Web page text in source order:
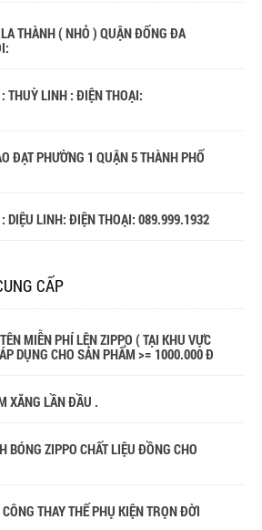
THÀNH ( NHỎ ) QUẬN ĐỐNG ĐA
THUỲ LINH : ĐIỆN THOẠI:
ĐẠT PHƯỜNG 1 QUẬN 5 THÀNH PHỐ
DIỆU LINH: ĐIỆN THOẠI: 089.999.1932
CẤP
MIỄN PHÍ LÊN ZIPPO ( TẠI KHU VỰC
DỤNG CHO SẢN PHẨM >= 1000.000 Đ
XĂNG LẦN ĐẦU .
BÓNG ZIPPO CHẤT LIỆU ĐỒNG CHO
THAY THẾ PHỤ KIỆN TRỌN ĐỜI